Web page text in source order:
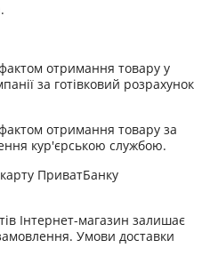
отримання товару у
за готівковий розрахунок
отримання товару за
кур'єрською службою.
ПриватБанку
Інтернет-магазин залишає
Умови доставки